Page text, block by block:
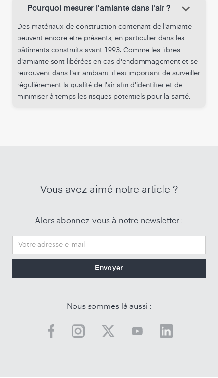
- Pourquoi mesurer l'amiante dans l'air ? keyboard_arrow_down
Des matériaux de construction contenant de l'amiante
peuvent encore être présents, en particulier dans les
bâtiments construits avant 1993. Comme les fibres
d'amiante sont libérées en cas d'endommagement et se
retrouvent dans l'air ambiant, il est important de surveiller
régulièrement la qualité de l'air afin d'identifier et de
minimiser à temps les risques potentiels pour la santé.
Vous avez aimé notre article ?
Alors abonnez-vous à notre newsletter :
Nous sommes là aussi :